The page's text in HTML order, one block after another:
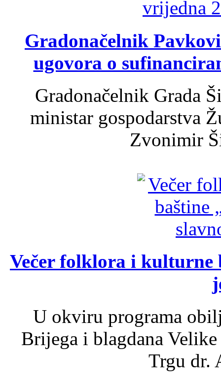
Gradonačelnik
ugovora o
Gradonačelnik Grada
ministar gospodarstva
Zvonimir
Večer folklora i kulturne
U okviru programa
Brijega i blagdana
Trgu dr.